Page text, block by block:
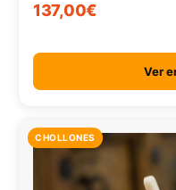
137,00€
Ver
CHOLLONES